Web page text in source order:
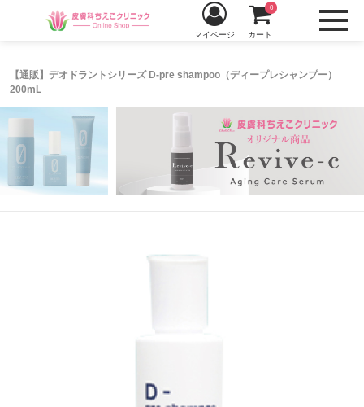
【通販】デオドラントシリーズ D-pre shampoo（ディープレシャンプー）
200mL
マイページ カート
0